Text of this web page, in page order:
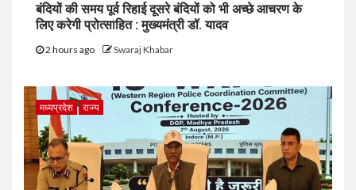
बंदियों की समय पूर्व रिहाई दूसरे बंदियों को भी अच्छे आचरण के
लिए करेगी प्रोत्साहित : मुख्यमंत्री डॉ. यादव
2 hours ago Swaraj Khabar
मध्यप्रदेश राज्य